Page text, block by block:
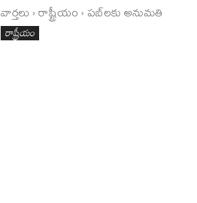
వార్తలు రాష్ట్రీయం పబ్‌లకు అనుమతి
రాష్ట్రీయం